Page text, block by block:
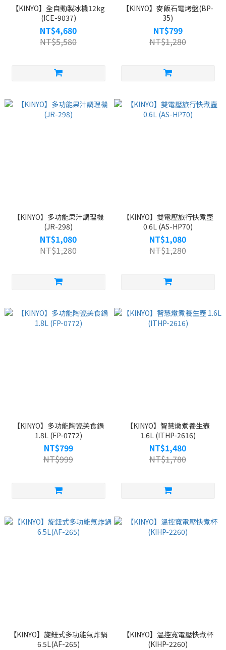
【KINYO】全自動製冰機12kg
(ICE-9037)
NT$4,680
NT$5,580
【KINYO】麥飯石電烤盤(BP-
35)
NT$799
NT$1,280
【KINYO】多功能果汁調理機
(JR-298)
NT$1,080
NT$1,280
【KINYO】雙電壓旅行快煮壼
0.6L (AS-HP70)
NT$1,080
NT$1,280
【KINYO】多功能陶瓷美食鍋
1.8L (FP-0772)
NT$799
NT$999
【KINYO】智慧燉煮養生壺
1.6L (ITHP-2616)
NT$1,480
NT$1,780
【KINYO】旋鈕式多功能氣炸鍋
6.5L(AF-265)
【KINYO】溫控寬電壓快煮杯
(KIHP-2260)